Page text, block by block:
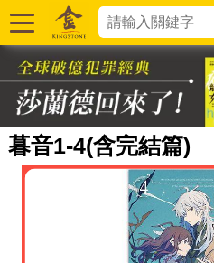
暮音1-4(含完結篇)